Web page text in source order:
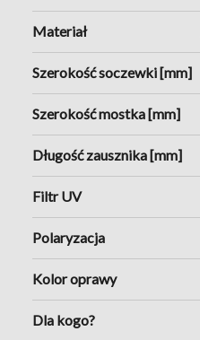
Materiał
Szerokość soczewki [mm]
Szerokość mostka [mm]
Długość zausznika [mm]
Filtr UV
Polaryzacja
Kolor oprawy
Dla kogo?